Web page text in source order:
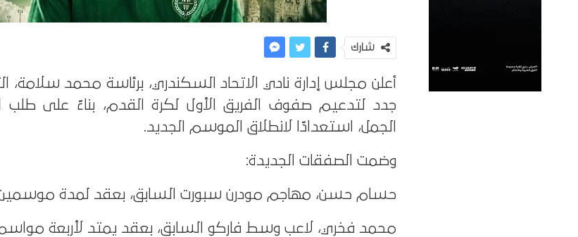
شارك
جدد لتدعيم صفوف الفريق الأول لكرة القدم، بناءً على طلب
الجمل، استعدادًا لانطلاق الموسم الجديد.
وضمت الصفقات الجديدة:
حسام حسن، مهاجم مودرن سبورت السابق، بعقد لمدة
محمد فخري، لاعب وسط فاركو السابق، بعقد يمتد لأربعة